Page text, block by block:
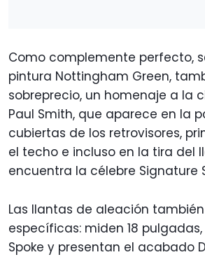
Como complemente perfecto,
pintura Nottingham Green,
sobreprecio, un homenaje a la
Paul Smith, que aparece en la
cubiertas de los retrovisores,
el techo e incluso en la tira del
encuentra la célebre Signature
Las llantas de aleación
específicas: miden 18
Spoke y presentan el acabado